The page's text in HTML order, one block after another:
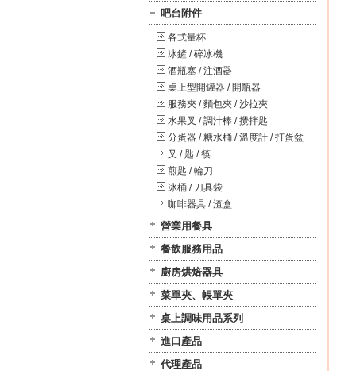
吧台附件
各式量杯
冰鏟 / 碎冰機
酒瓶塞 / 注酒器
桌上型開罐器 / 開瓶器
服務夾 / 麵包夾 / 沙拉夾
水果叉 / 調汁棒 / 攪拌匙
分蛋器 / 糖水桶 / 溫度計 / 打蛋盆
叉 / 匙 / 筷
煎匙 / 輪刀
冰桶 / 刀具袋
咖啡器具 / 渣盒
營業用餐具
餐飲服務用品
廚房烘焙器具
菜單夾、帳單夾
桌上調味用品系列
進口產品
代理產品